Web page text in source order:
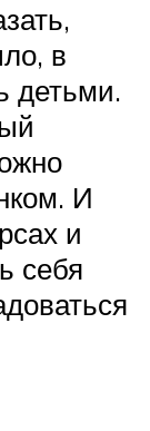
в
детьми.
И
и
себя